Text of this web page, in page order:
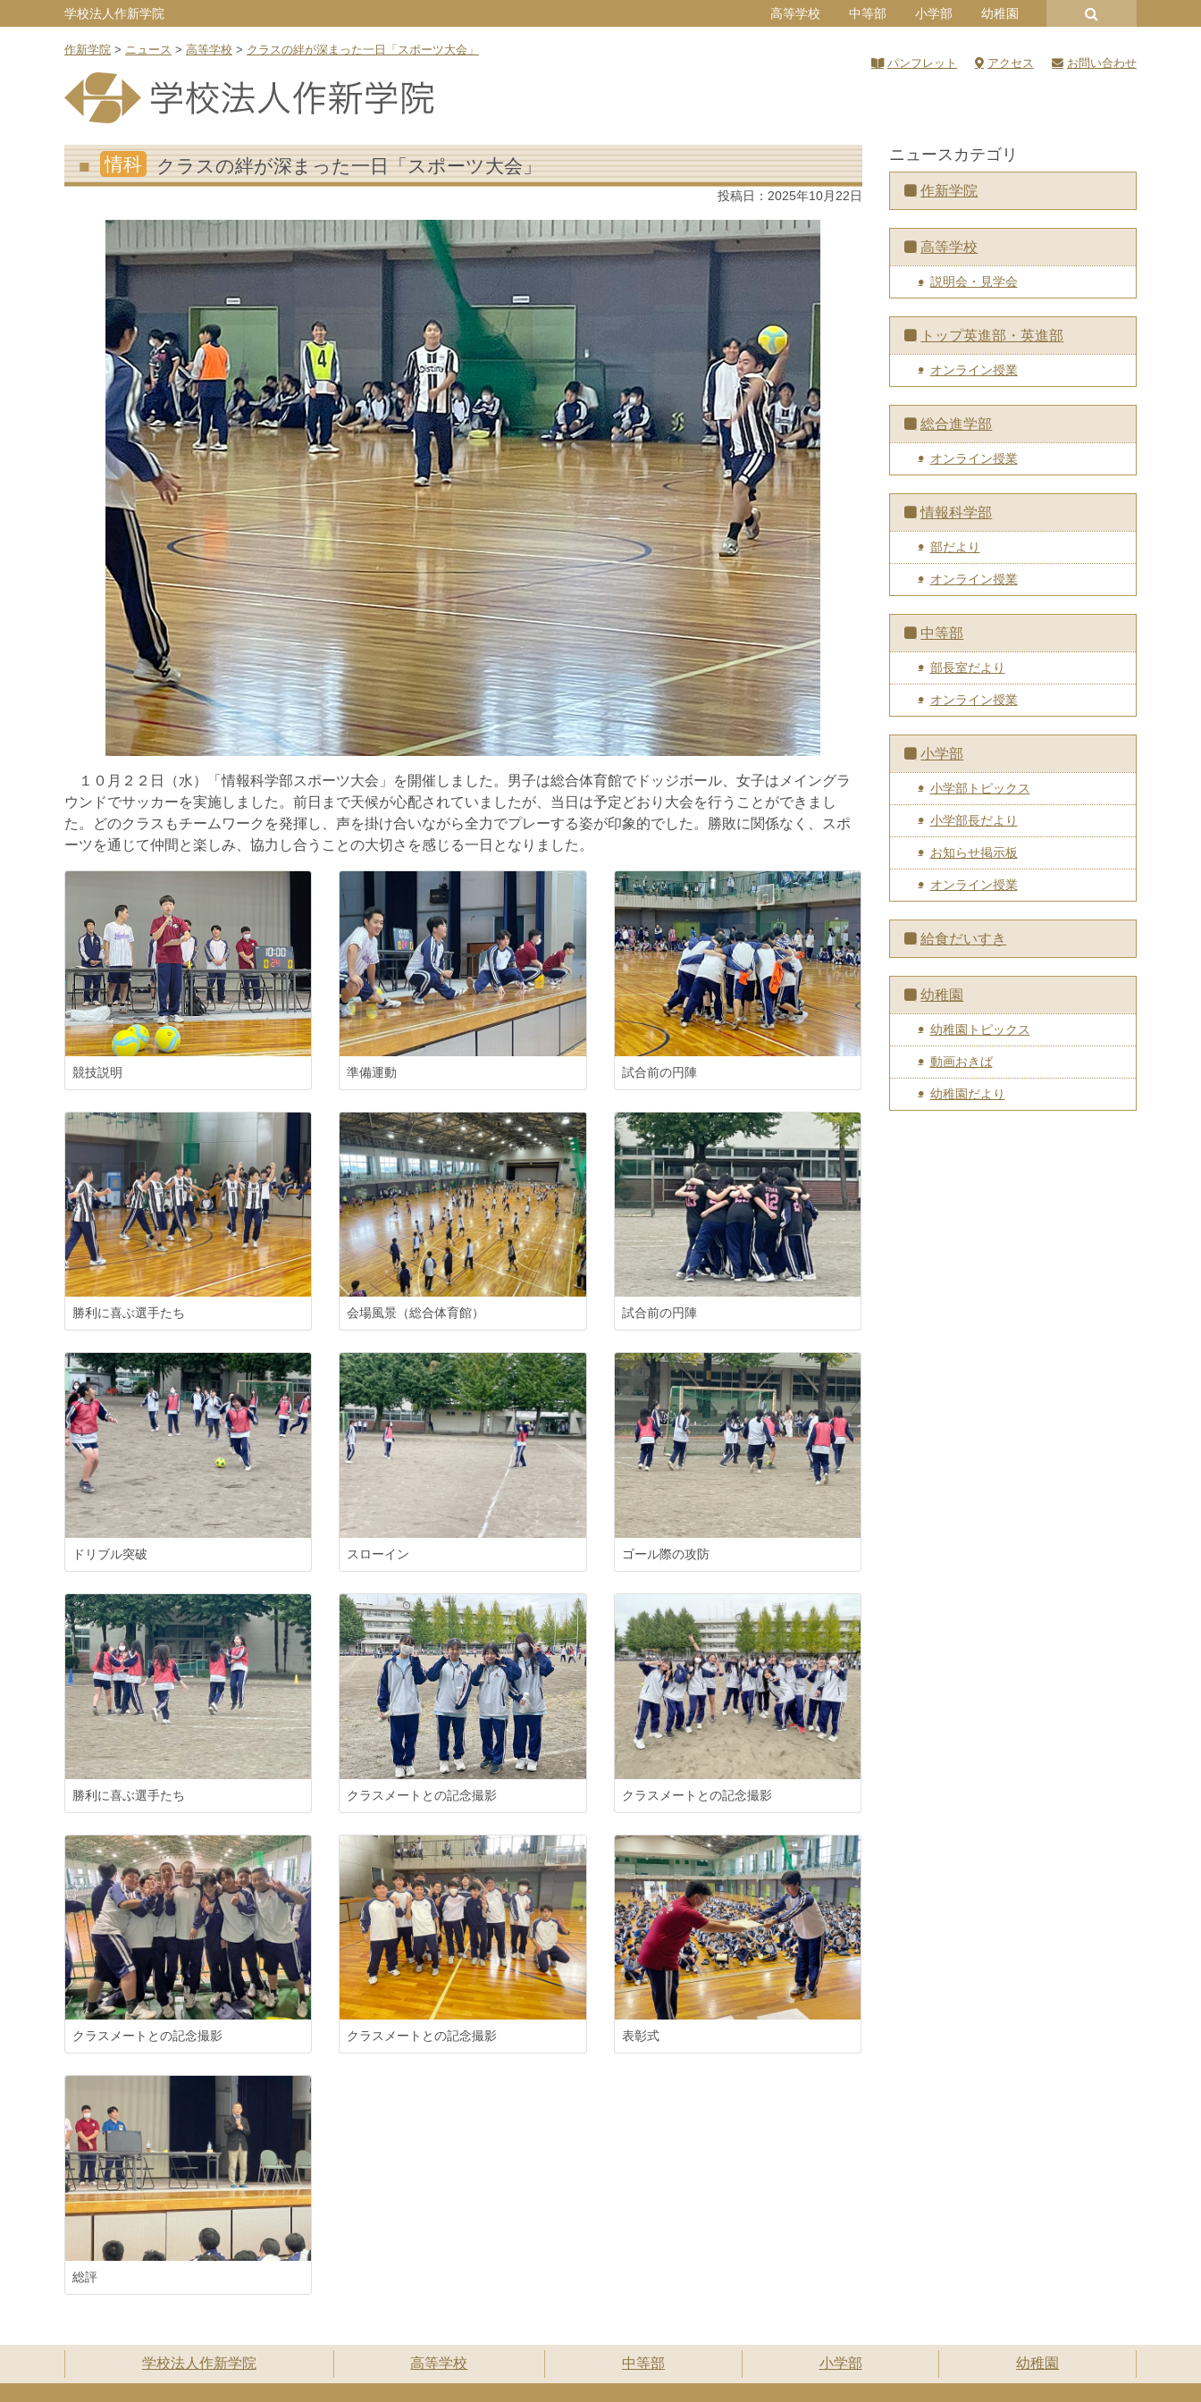
学校法人作新学院 高等学校 中等部 小学部 幼稚園
作新学院 > ニュース > 高等学校 > クラスの絆が深まった一日「スポーツ大会」
パンフレット
アクセス お問い合わせ
情科 クラスの絆が深まった一日「スポーツ大会」
投稿日： 2025年10月22日
１０月２２日（水）「情報科学部スポーツ大会」を開催しました。男子は総合体育館でドッジボール、女子はメイングラ
ウンドでサッカーを実施しました。前日まで天候が心配されていましたが、当日は予定どおり大会を行うことができまし
た。どのクラスもチームワークを発揮し、声を掛け合いながら全力でプレーする姿が印象的でした。勝敗に関係なく、スポ
ーツを通じて仲間と楽しみ、協力し合うことの大切さを感じる一日となりました。
競技説明 準備運動 試合前の円陣
勝利に喜ぶ選手たち 会場風景（総合体育館） 試合前の円陣
ドリブル突破 スローイン ゴール際の攻防
勝利に喜ぶ選手たち クラスメートとの記念撮影 クラスメートとの記念撮影
クラスメートとの記念撮影 クラスメートとの記念撮影 表彰式
総評
ニュースカテゴリ
作新学院
高等学校
説明会・見学会
トップ英進部・英進部
オンライン授業
総合進学部
オンライン授業
情報科学部
部だより
オンライン授業
中等部
部長室だより
オンライン授業
小学部
小学部トピックス
小学部長だより
お知らせ掲示板
オンライン授業
給食だいすき
幼稚園
幼稚園トピックス
動画おきば
幼稚園だより
学校法人作新学院 高等学校 中等部 小学部 幼稚園